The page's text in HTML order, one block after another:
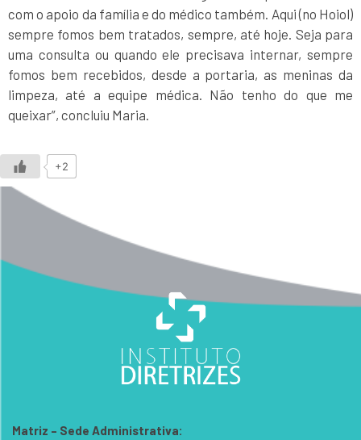
com o apoio da família e do médico também. Aqui (no Hoiol)
sempre fomos bem tratados, sempre, até hoje. Seja para
uma consulta ou quando ele precisava internar, sempre
fomos bem recebidos, desde a portaria, as meninas da
limpeza, até a equipe médica. Não tenho do que me
queixar”, concluiu Maria.
+2
Matriz – Sede Administrativa: